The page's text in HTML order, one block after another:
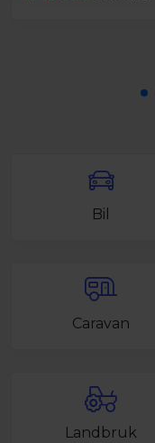
Bil
Caravan
Landbruk